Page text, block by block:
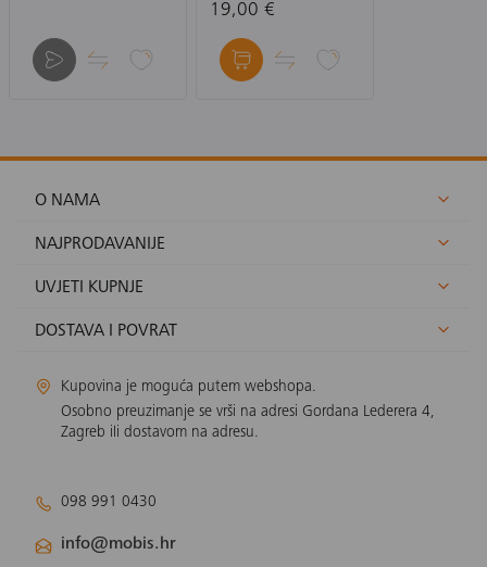
plavo sivi
19,00 €
O NAMA
NAJPRODAVANIJE
UVJETI KUPNJE
DOSTAVA I POVRAT
Kupovina je moguća putem webshopa.
Osobno preuzimanje se vrši na adresi Gordana Lederera 4,
Zagreb ili dostavom na adresu.
098 991 0430
info@mobis.hr